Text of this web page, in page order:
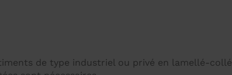
de type industriel ou privé en lamellé-collé